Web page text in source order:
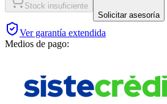
Stock insuficiente
Solicitar asesoría
Ver garantía extendida
Medios de pago: